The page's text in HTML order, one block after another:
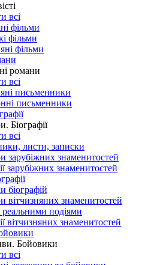
всі
фільми
фільми
фільми
романи
всі
письменники
письменники
Біографії
всі
листи, записки
зарубіжних знаменитостей
зарубіжних знаменитостей
біографій
вітчизняних знаменитостей
реальними подіями
вітчизняних знаменитостей
Бойовики
всі